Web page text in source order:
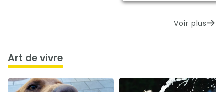
Voir plus
art de vivre